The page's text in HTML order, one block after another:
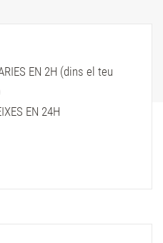
EN 2H (dins el teu
EN 24H